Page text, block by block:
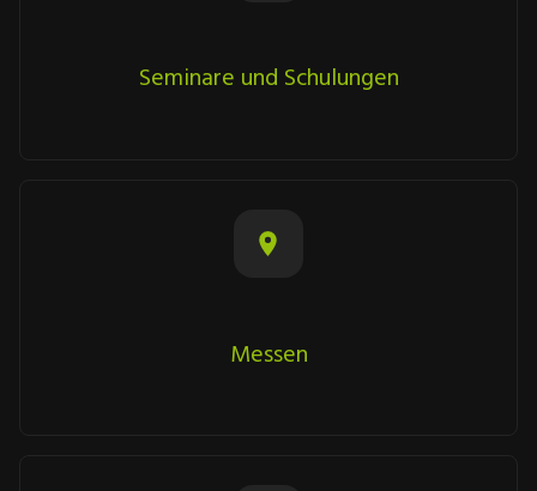
Seminare und Schulungen
Messen